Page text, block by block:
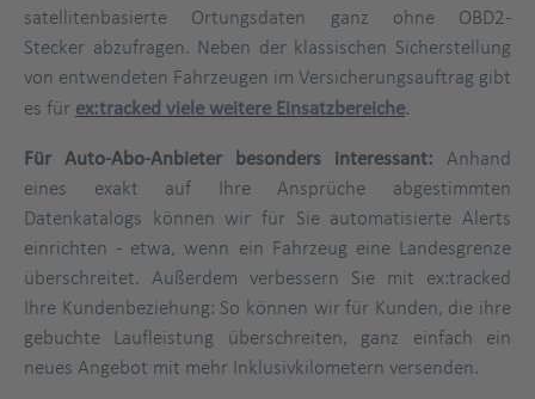
satellitenbasierte Ortungsdaten ganz ohne OBD2-
Stecker abzufragen. Neben der klassischen Sicherstellung
von entwendeten Fahrzeugen im Versicherungsauftrag gibt
es für ex:tracked viele weitere Einsatzbereiche.
Für Auto-Abo-Anbieter besonders interessant: Anhand
eines exakt auf Ihre Ansprüche abgestimmten
Datenkatalogs können wir für Sie automatisierte Alerts
einrichten - etwa, wenn ein Fahrzeug eine Landesgrenze
überschreitet. Außerdem verbessern Sie mit ex:tracked
Ihre Kundenbeziehung: So können wir für Kunden, die ihre
gebuchte Laufleistung überschreiten, ganz einfach ein
neues Angebot mit mehr Inklusivkilometern versenden.